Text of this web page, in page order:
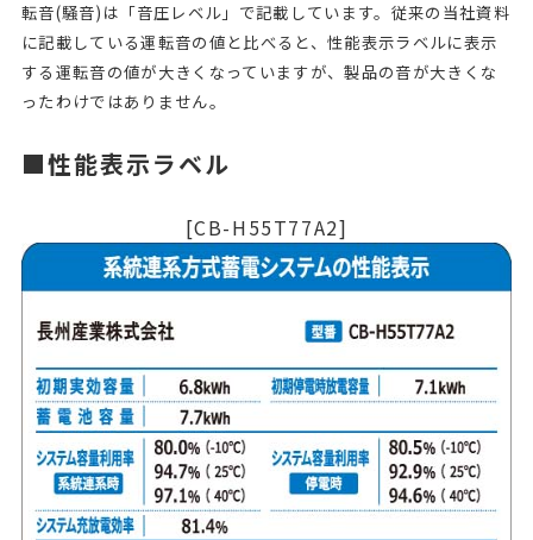
転音(騒音)は「音圧レベル」で記載しています。従来の当社資料
に記載している運転音の値と比べると、性能表示ラベルに表示
する運転音の値が大きくなっていますが、製品の音が大きくな
ったわけではありません。
■性能表示ラベル
[CB-H55T77A2]